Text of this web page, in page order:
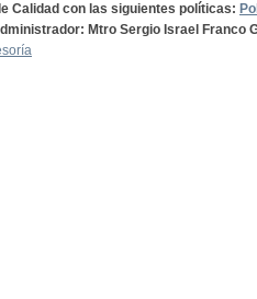
Calidad con las siguientes políticas:
Mtro Sergio Israel Franco